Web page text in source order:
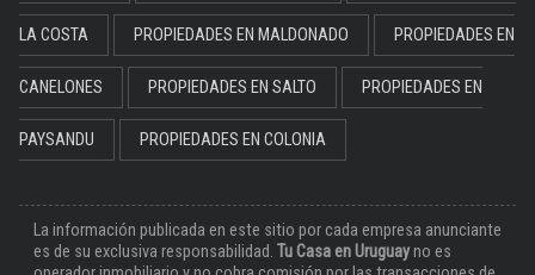
LA COSTA PROPIEDADES EN MALDONADO PROPIEDADES EN
CANELONES PROPIEDADES EN SALTO PROPIEDADES EN
PAYSANDU PROPIEDADES EN COLONIA
La información publicada en este sitio por cada empresa anunciante
es de su exclusiva responsabilidad. Tu Casa en Uruguayno es